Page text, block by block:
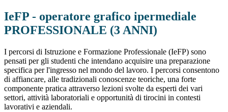
IeFP - operatore grafico ipermediale
PROFESSIONALE (3 ANNI)
I percorsi di Istruzione e Formazione Professionale (IeFP) sono
pensati per gli studenti che intendano acquisire una preparazione
specifica per l'ingresso nel mondo del lavoro. I percorsi consentono
di affiancare, alle tradizionali conoscenze teoriche, una forte
componente pratica attraverso lezioni svolte da esperti dei vari
settori, attività laboratoriali e opportunità di tirocini in contesti
lavorativi e aziendali.